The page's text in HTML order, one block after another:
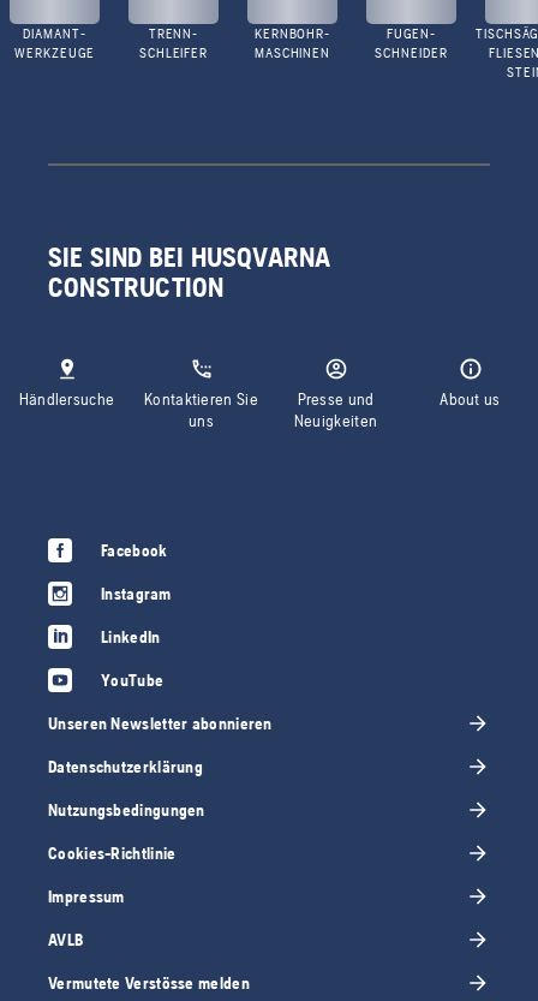
DIAMANT-
WERKZEUGE
TRENN-
SCHLEIFER
KERNBOHR-
MASCHINEN
FUGEN-
SCHNEIDER
SIE SIND BEI HUSQVARNA
CONSTRUCTION
Händlersuche
Kontaktieren Sie
uns
Presse und
Neuigkeiten
About us
Facebook
Instagram
LinkedIn
YouTube
Unseren Newsletter abonnieren
Datenschutzerklärung
Nutzungsbedingungen
Cookies-Richtlinie
Impressum
AVLB
Vermutete Verstösse melden